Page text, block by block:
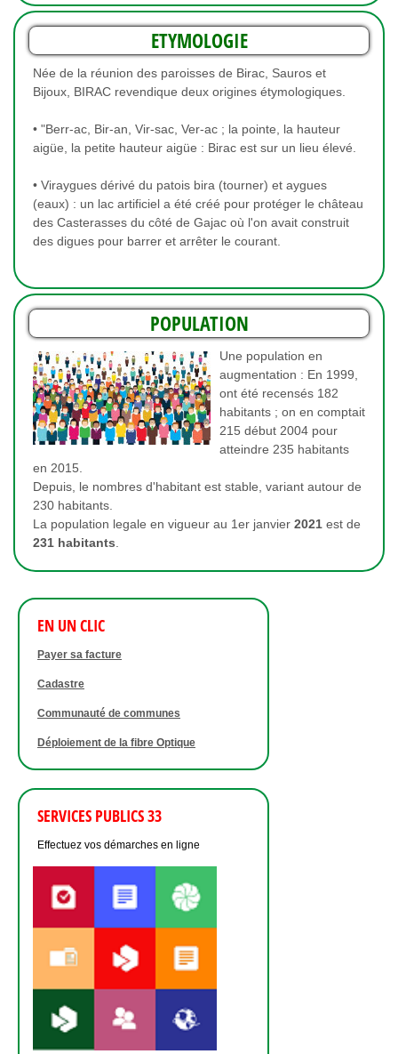
ETYMOLOGIE
Née de la réunion des paroisses de Birac, Sauros et
Bijoux, BIRAC revendique deux origines étymologiques.
• "Berr-ac, Bir-an, Vir-sac, Ver-ac ; la pointe, la hauteur
aigüe, la petite hauteur aigüe : Birac est sur un lieu élevé.
• Viraygues dérivé du patois bira (tourner) et aygues
(eaux) : un lac artificiel a été créé pour protéger le château
des Casterasses du côté de Gajac où l'on avait construit
des digues pour barrer et arrêter le courant.
POPULATION
Une population en
augmentation : En 1999,
ont été recensés 182
habitants ; on en comptait
215 début 2004 pour
atteindre 235 habitants
en 2015.
Depuis, le nombres d'habitant est stable, variant autour de
230 habitants.
La population legale en vigueur au 1er janvier 2021 est de
231 habitants
EN UN CLIC
Payer sa facture
Cadastre
Communauté de communes
Déploiement de la fibre Optique
SERVICES PUBLICS 33
Effectuez vos démarches en ligne